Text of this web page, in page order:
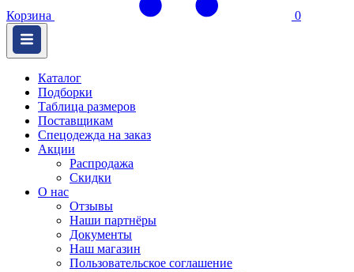
Корзина 0
Каталог
Подборки
Таблица размеров
Поставщикам
Спецодежда на заказ
Акции
Распродажа
Скидки
О нас
Отзывы
Наши партнёры
Документы
Наш магазин
Пользовательское соглашение